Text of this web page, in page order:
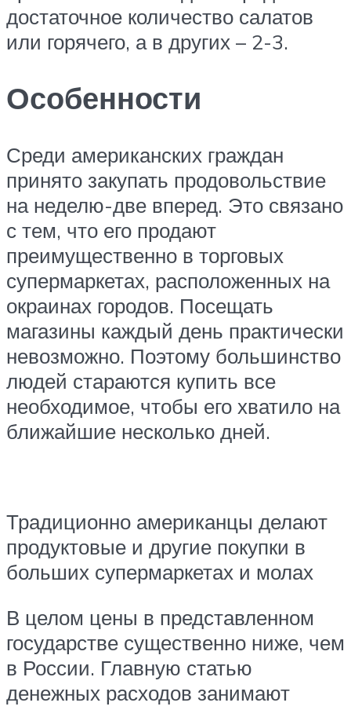
достаточное количество салатов
или горячего, а в других – 2-3.
Особенности
Среди американских граждан
принято закупать продовольствие
на неделю-две вперед. Это связано
с тем, что его продают
преимущественно в торговых
супермаркетах, расположенных на
окраинах городов. Посещать
магазины каждый день практически
невозможно. Поэтому большинство
людей стараются купить все
необходимое, чтобы его хватило на
ближайшие несколько дней.
Традиционно американцы делают
продуктовые и другие покупки в
больших супермаркетах и молах
В целом цены в представленном
государстве существенно ниже, чем
в России. Главную статью
денежных расходов занимают